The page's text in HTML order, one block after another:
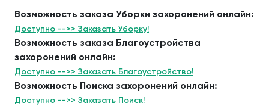
Возможность заказа Уборки захоронений онлайн:
Доступно -->> Заказать Уборку!
Возможность заказа Благоустройства
захоронений онлайн:
Доступно -->> Заказать Благоустройство!
Возможность Поиска захоронений онлайн:
Доступно -->> Заказать Поиск!